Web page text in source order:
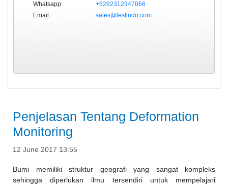
Whatsapp:
+6282312347066
Email :
sales@testindo.com
Penjelasan Tentang Deformation
Monitoring
12 June 2017 13:55
Bumi memiliki struktur geografi yang sangat kompleks
sehingga diperlukan ilmu tersendiri untuk mempelajari